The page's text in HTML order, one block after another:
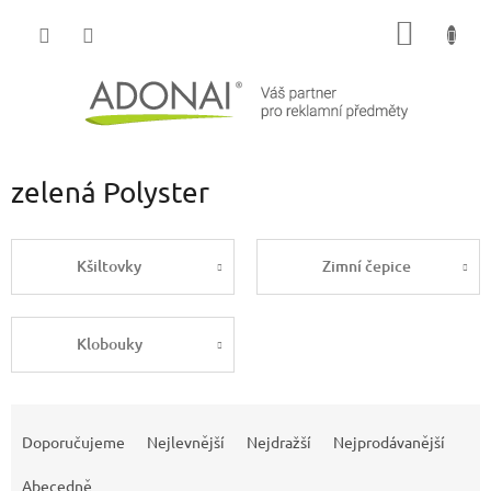
zelená Polyster
Kšiltovky Zimní čepice
Klobouky
Doporučujeme Nejlevnější Nejdražší Nejprodávanější
Abecedně